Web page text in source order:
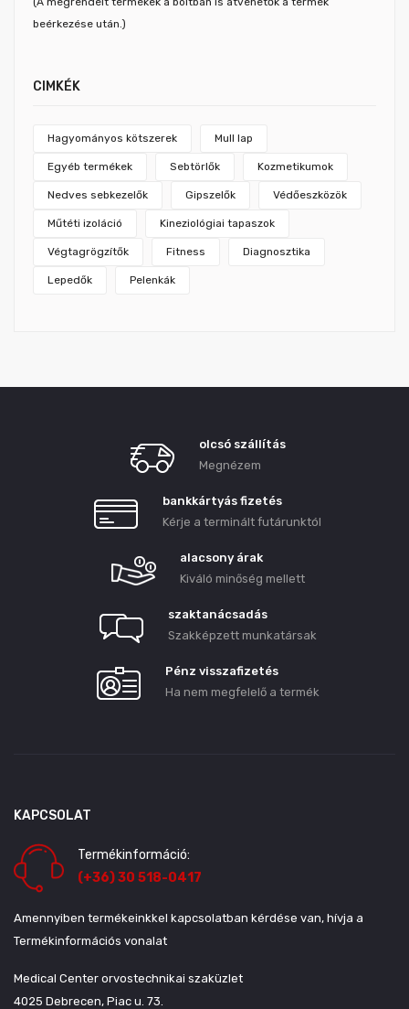
beérkezése után.)
CIMKÉK
Hagyományos kötszerek Mull lap
Egyéb termékek Sebtörlők Kozmetikumok
Nedves sebkezelők Gipszelők Védőeszközök
Műtéti izoláció Kineziológiai tapaszok
Végtagrögzítők Fitness Diagnosztika
Lepedők Pelenkák
olcsó szállítás
Megnézem
bankkártyás fizetés
Kérje a terminált futárunktól
alacsony árak
Kiváló minőség mellett
szaktanácsadás
Szakképzett munkatársak
Pénz visszafizetés
Ha nem megfelelő a termék
KAPCSOLAT
Termékinformáció:
(+36) 30 518-0417
Amennyiben termékeinkkel kapcsolatban kérdése van, hívja a
Termékinformációs vonalat
Medical Center orvostechnikai szaküzlet
4025 Debrecen, Piac u. 73.